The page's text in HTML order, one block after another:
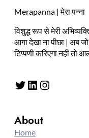
Merapanna | मेरा पन्ना
विशुद्ध रूप से मेरी
आगा देखा ना पीछा | अब
टिप्पणी करिएगा नहीं तो
Twitter LinkedIn Instagram
About
Home